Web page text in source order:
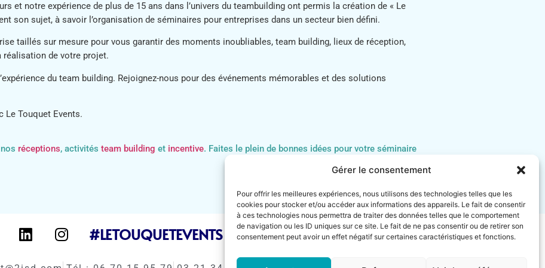
Gérer le consentement
Pour offrir les meilleures expériences, nous utilisons des technologies telles que les
cookies pour stocker et/ou accéder aux informations des appareils. Le fait de consentir
à ces technologies nous permettra de traiter des données telles que le comportement
de navigation ou les ID uniques sur ce site. Le fait de ne pas consentir ou de retirer son
consentement peut avoir un effet négatif sur certaines caractéristiques et fonctions.
et notre expérience de plus de 15 ans dans l’univers du teambuilding ont permis la création de « Le
son sujet, à savoir l’organisation de séminaires pour entreprises dans un secteur bien défini.
taillés sur mesure pour vous garantir des moments inoubliables, team building, lieux de réception,
réalisation de votre projet.
du team building. Rejoignez-nous pour des événements mémorables et des solutions
Le Touquet Events.
réceptions, activités team building et incentive. Faites le plein de bonnes idées pour votre séminaire
#LETOUQUETEVENTS